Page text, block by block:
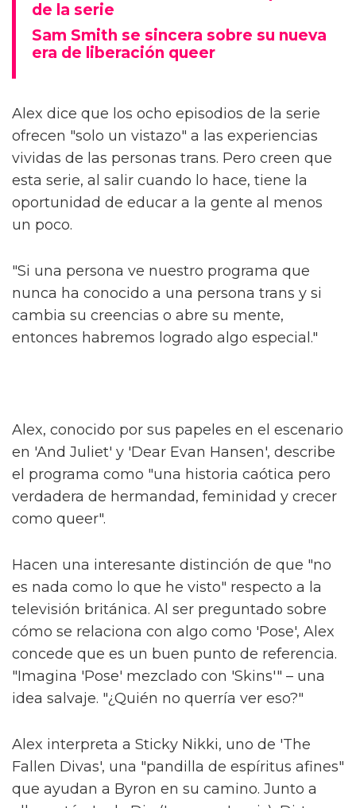
a principios de los 2000. Al aventurarse en su
primer espacio queer, Byron comienza un
viaje de autodescubrimiento y
autodestrucción descrito como "divertido y
desgarrador".
El jefe de la serie High School
Musical habla sobre la trama queer
de la serie
Sam Smith se sincera sobre su nueva
Alex dice que los ocho episodios de la serie
ofrecen "solo un vistazo" a las experiencias
vividas de las personas trans. Pero creen que
"Si una persona ve nuestro programa que
nunca ha conocido a una persona trans y si
cambia su creencias o abre su mente,
entonces habremos logrado algo especial."